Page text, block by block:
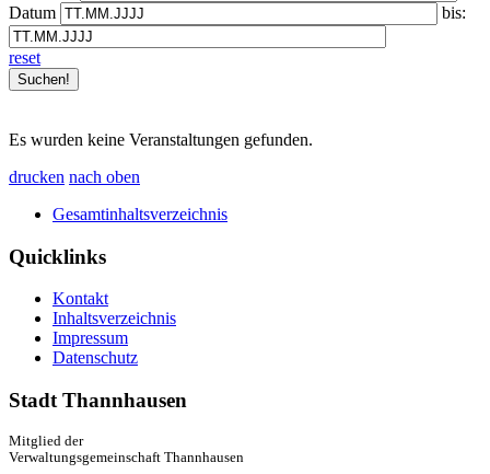
Datum
bis:
reset
Es wurden keine Veranstaltungen gefunden.
drucken nach oben
Gesamtinhaltsverzeichnis
Quicklinks
Kontakt
Inhaltsverzeichnis
Impressum
Datenschutz
Stadt Thannhausen
Mitglied der
Verwaltungsgemeinschaft Thannhausen